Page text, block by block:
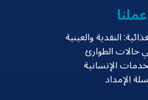
عملنا
النقدية والعينية
حالات الطوارئ
الإنسانية
الإمداد